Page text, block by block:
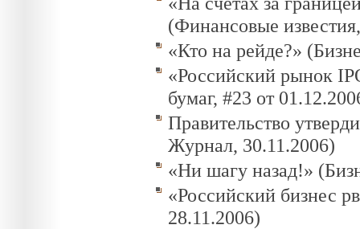
(Финансовые
«Кто на рейде?»
«Российский рынок
бумаг, #23 от
Правительство
Журнал, 30.11.2006)
«Ни шагу назад!»
«Российский бизнес
28.11.2006)